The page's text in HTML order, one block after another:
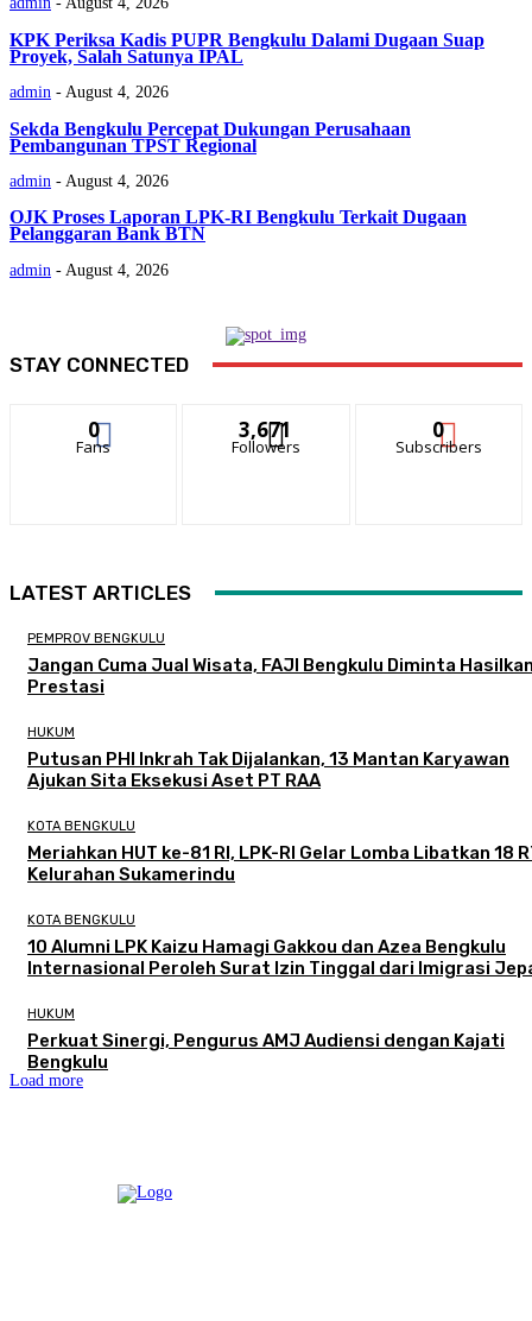
KPK Periksa Kadis PUPR Bengkulu Dalami Dugaan Suap
Proyek, Salah Satunya IPAL
admin - August 4, 2026
Sekda Bengkulu Percepat Dukungan Perusahaan
Pembangunan TPST Regional
admin - August 4, 2026
OJK Proses Laporan LPK-RI Bengkulu Terkait Dugaan
Pelanggaran Bank BTN
admin - August 4, 2026
STAY CONNECTED
0
Fans
3,671
Followers
0
Subscribers
LATEST ARTICLES
PEMPROV BENGKULU
Jangan Cuma Jual Wisata, FAJI Bengkulu Diminta
Prestasi
HUKUM
Putusan PHI Inkrah Tak Dijalankan, 13 Mantan Karyawan
Ajukan Sita Eksekusi Aset PT RAA
KOTA BENGKULU
Meriahkan HUT ke-81 RI, LPK-RI Gelar Lomba Libatkan 18
Kelurahan Sukamerindu
KOTA BENGKULU
‎10 Alumni LPK Kaizu Hamagi Gakkou dan Azea Bengkulu
Internasional Peroleh Surat Izin Tinggal dari Imigrasi
HUKUM
Perkuat Sinergi, Pengurus AMJ Audiensi dengan Kajati
Bengkulu
Load more